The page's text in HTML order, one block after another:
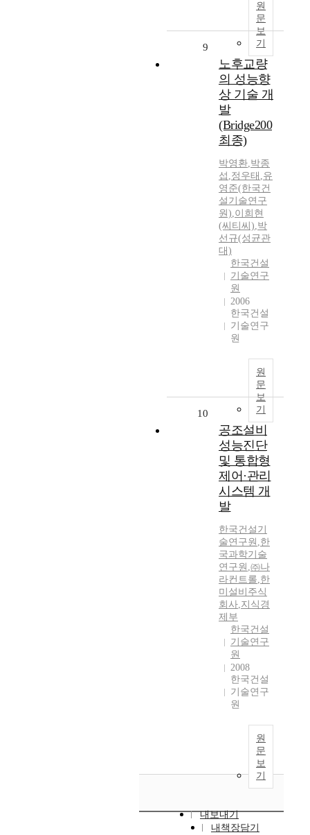
원
문
보
기
9
노후교량
의 성능향
상 기술 개
발
(Bridge200
최종)
박영환,박종
섭 ,정우태 ,유
영준(한국건
설기술연구
원),이희현
(씨티씨),박
선규(성균관
대)
한국건설
기술연구
원
2006
한국건설
기술연구
원
원
문
보
기
10
공조설비
성능진단
및 통합형
제어·관리
시스템 개
발
한국건설기
술연구원 ,한
국과학기술
연구원 ,㈜나
라컨트롤,한
미설비주식
회사,지식경
제부
한국건설
기술연구
원
2008
한국건설
기술연구
원
원
문
보
기
내보내기
내책장담기